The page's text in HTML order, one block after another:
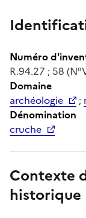
Numéro
R.94.27 ; 58
Domaine
archéologie
;
Dénomination
cruche
Contexte
historique